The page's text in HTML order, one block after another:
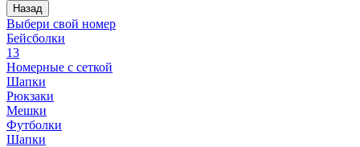
Назад
Выбери свой номер
Бейсболки
13
Номерные с сеткой
Шапки
Рюкзаки
Мешки
Футболки
Шапки